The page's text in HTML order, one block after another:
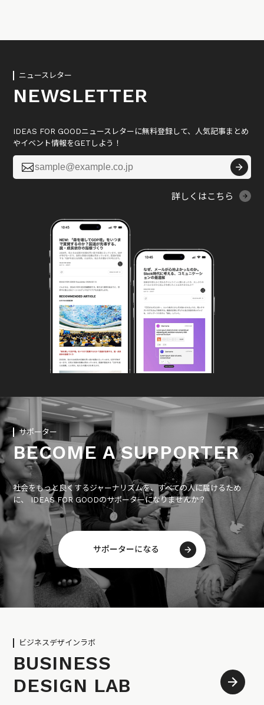
ニュースレター
NEWSLETTER
IDEAS FOR GOODニュースレターに無料登録して、人気記事まとめ
やイベント情報をGETしよう！

詳しくはこちら
サポーター
BECOME A SUPPORTER
社会をもっと良くするジャーナリズムを、すべての人に届けるため
に、 IDEAS FOR GOODのサポーターになりませんか？
サポーターになる
ビジネスデザインラボ
BUSINESS
DESIGN LAB